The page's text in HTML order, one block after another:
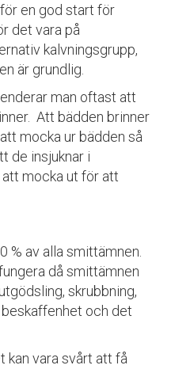
en god start för
det vara på
kalvningsgrupp,
är grundlig.
man oftast att
Att bädden brinner
mocka ur bädden så
de insjuknar i
att mocka ut för att
% av alla smittämnen.
då smittämnen
skrubbning,
och det
kan vara svårt att få